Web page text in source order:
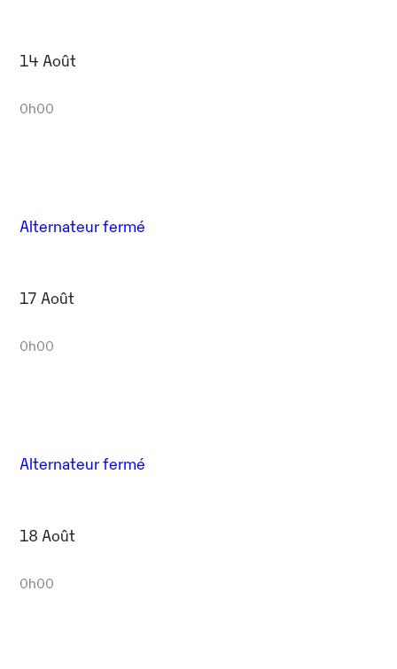
14 Août
0h00
Alternateur fermé
17 Août
0h00
Alternateur fermé
18 Août
0h00